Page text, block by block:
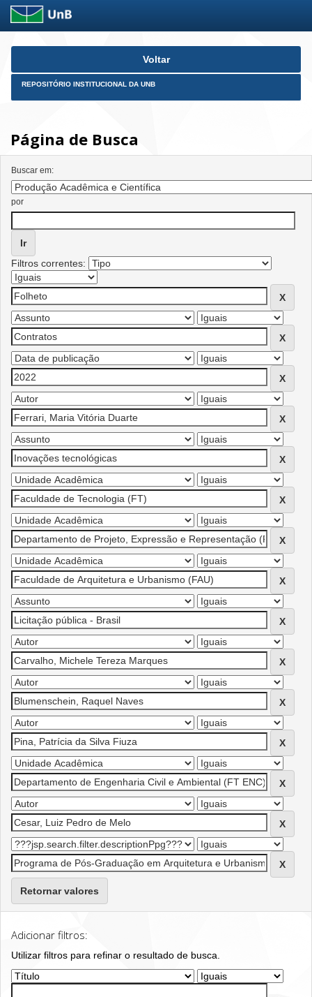
Skip
Voltar
REPOSITÓRIO INSTITUCIONAL DA UNB
Página de Busca
Buscar em:
por
Filtros correntes:
Retornar valores
Adicionar filtros:
Utilizar filtros para refinar o resultado de busca.